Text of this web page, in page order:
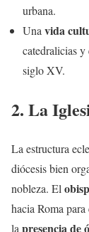
urbana.
Una vida
catedralicias y
siglo XV.
2. La
La estructura
diócesis bien
nobleza. El
hacia Roma
la presencia de